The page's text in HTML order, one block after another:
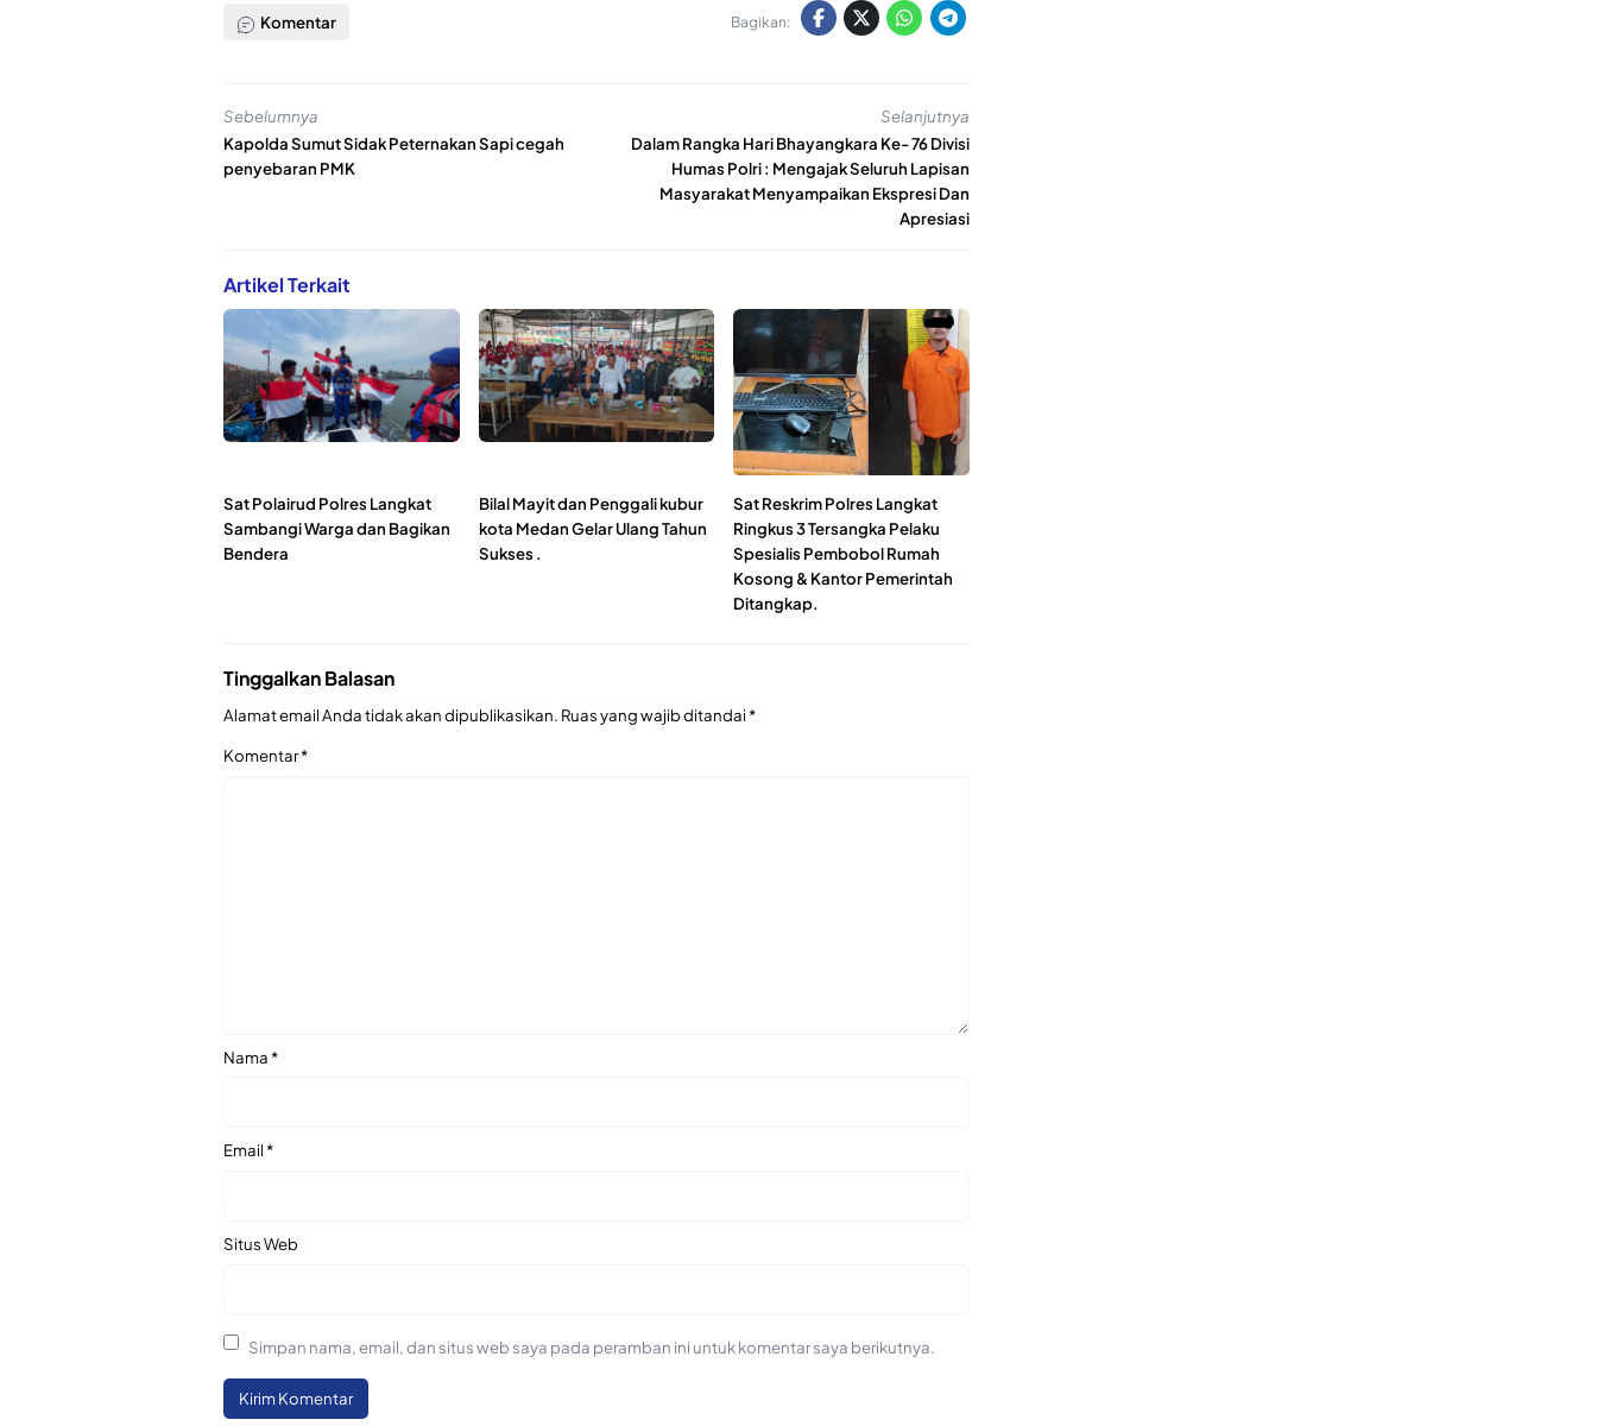
Komentar Bagikan:
Sebelumnya
Kapolda Sumut Sidak Peternakan Sapi cegah
penyebaran PMK
Selanjutnya
Dalam Rangka Hari Bhayangkara Ke- 76 Divisi
Humas Polri : Mengajak Seluruh Lapisan
Masyarakat Menyampaikan Ekspresi Dan
Apresiasi
Artikel Terkait
Sat Polairud Polres Langkat
Sambangi Warga dan Bagikan
Bendera
Bilal Mayit dan Penggali kubur
kota Medan Gelar Ulang Tahun
Sukses .
Sat Reskrim Polres Langkat
Ringkus 3 Tersangka Pelaku
Spesialis Pembobol Rumah
Kosong & Kantor Pemerintah
Ditangkap.
Tinggalkan Balasan
Alamat email Anda tidak akan dipublikasikan. Ruas yang wajib ditandai*
Komentar*
Nama*
Email*
Situs Web
Simpan nama, email, dan situs web saya pada peramban ini untuk komentar saya berikutnya.